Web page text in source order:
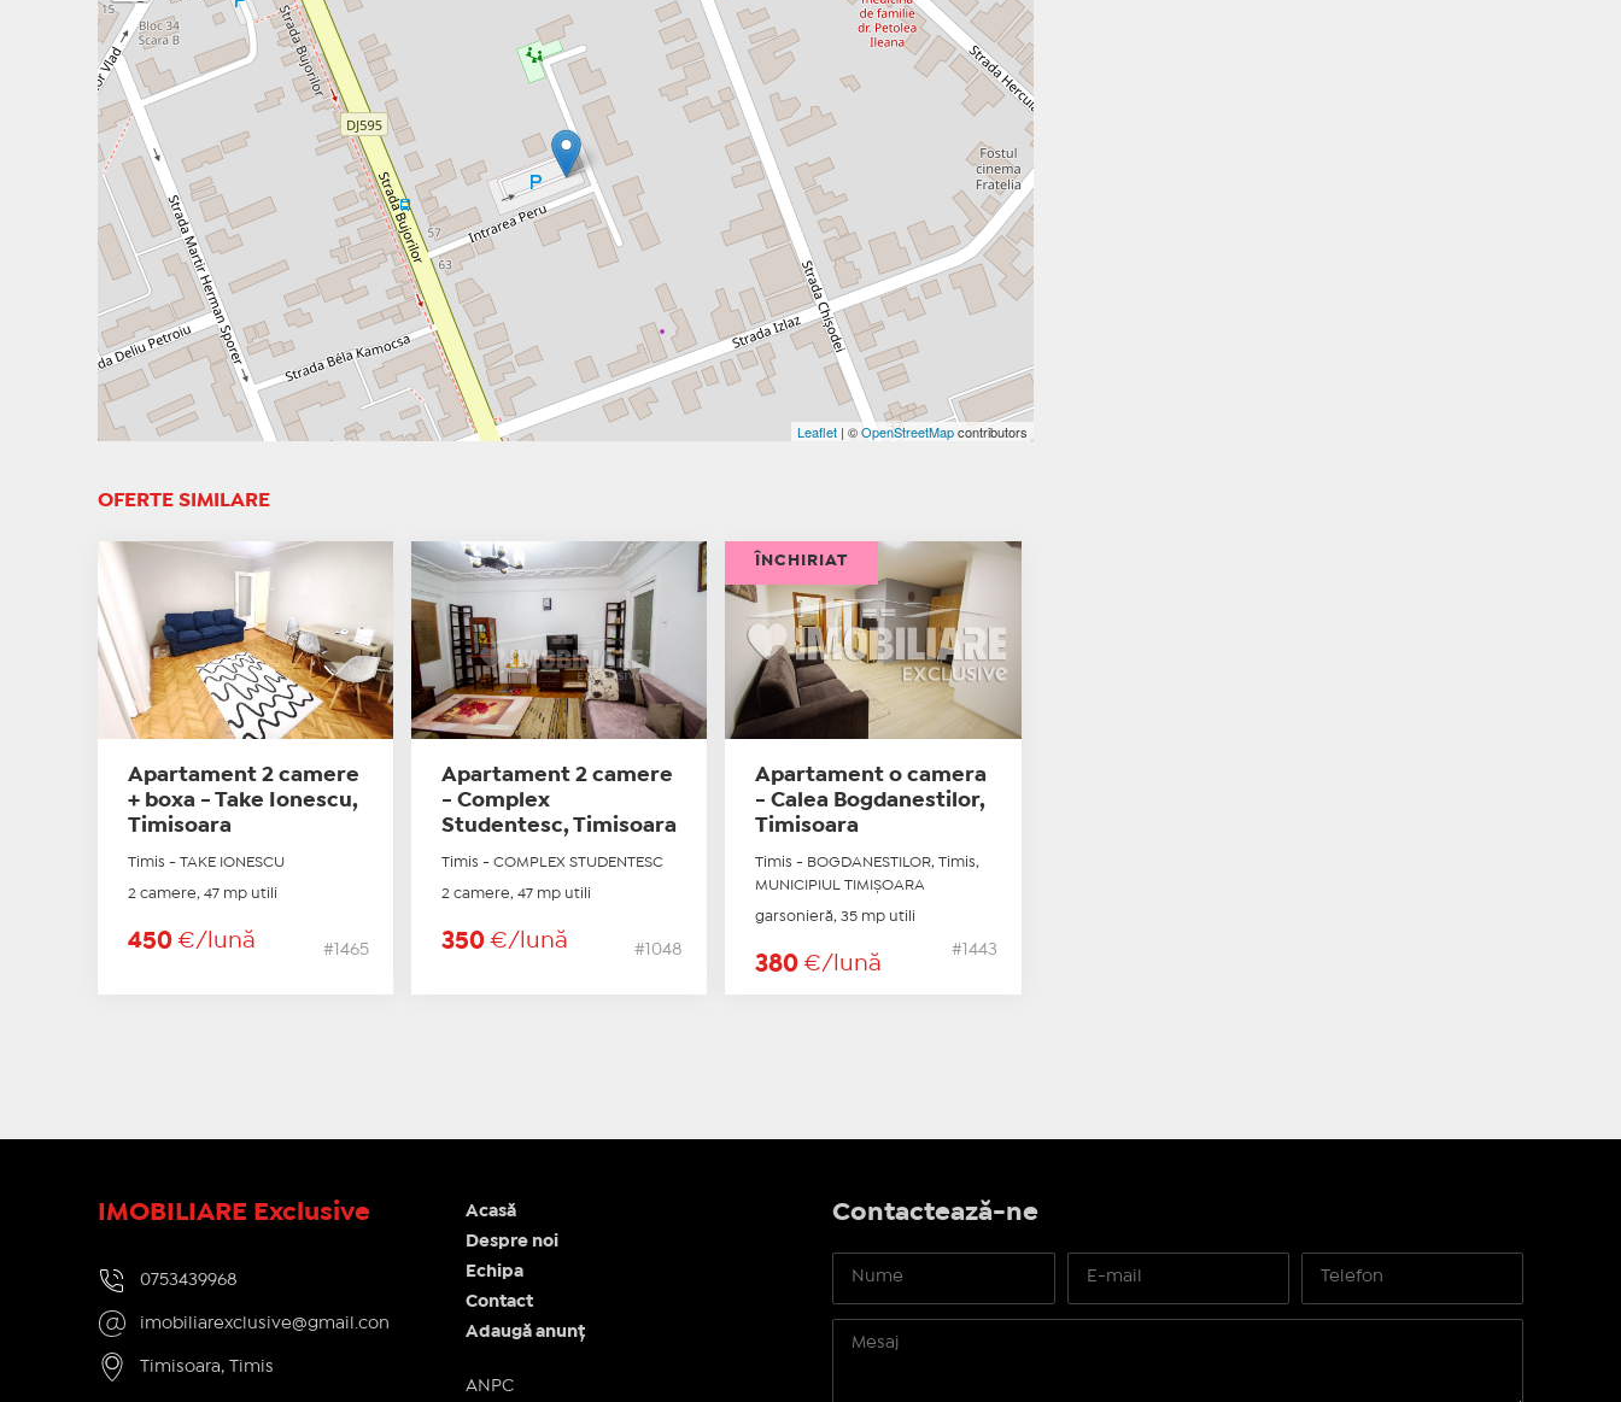
Leaflet| ©OpenStreetMapcontributors
OFERTE SIMILARE
Apartament 2 camere
+ boxa - Take Ionescu,
Timisoara
Timis - TAKE IONESCU
2 camere, 47 mp utili
450 €/lună #1465
Apartament 2 camere
- Complex
Studentesc, Timisoara
Timis - COMPLEX STUDENTESC
2 camere, 47 mp utili
350€/lună #1048
Apartament o camera
- Calea Bogdanestilor,
Timisoara
Timis - BOGDANESTILOR, Timis,
MUNICIPIUL TIMIŞOARA
garsonieră, 35 mp utili
380€/lună
#1443
ÎNCHIRIAT
IMOBILIARE Exclusive
0753439968
imobiliarexclusive@gmail.con
Timisoara, Timis
Acasă
Despre noi
Echipa
Contact
Adaugă anunț
ANPC
Contactează-ne